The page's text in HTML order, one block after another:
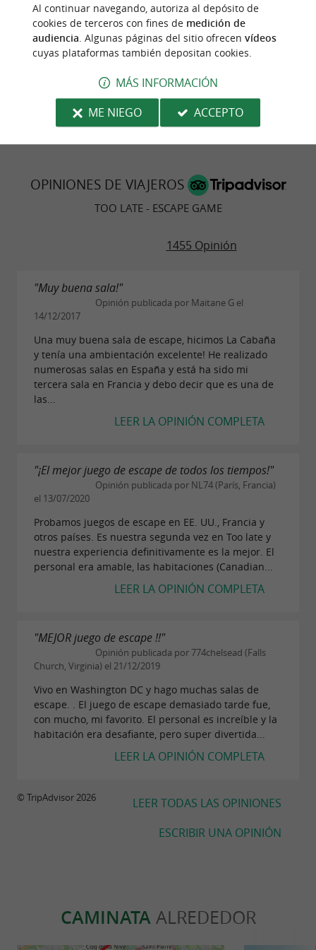
expérience si vous voulez vous amuser ! Merci pour
ces moments de déconnexion complète, c’était
génial !
LEER TODAS LAS OPINIONES
ESCRIBIR UNA OPINIÓN
OPINIONES DE VIAJEROS
TOO LATE - ESCAPE GAME
1455 Opinión
"Muy buena sala!"
Opinión publicada por Maitane G el
14/12/2017
Una muy buena sala de escape, hicimos La Cabaña
y tenía una ambientación excelente! He realizado
numerosas salas en España y está ha sido mi
tercera sala en Francia y debo decir que es una de
las...
LEER LA OPINIÓN COMPLETA
"¡El mejor juego de escape de todos los tiempos!"
Opinión publicada por NL74 (París, Francia)
el 13/07/2020
Probamos juegos de escape en EE. UU., Francia y
otros países. Es nuestra segunda vez en Too late y
nuestra experiencia definitivamente es la mejor. El
personal era amable, las habitaciones (Canadian...
LEER LA OPINIÓN COMPLETA
"MEJOR juego de escape !!"
Opinión publicada por 774chelsead (Falls
Church, Virginia) el 21/12/2019
Vivo en Washington DC y hago muchas salas de
escape. . El juego de escape demasiado tarde fue,
con mucho, mi favorito. El personal es increíble y la
habitación era desafiante, pero super divertida...
LEER LA OPINIÓN COMPLETA
LEER TODAS LAS OPINIONES
ESCRIBIR UNA OPINIÓN
© TripAdvisor 2026
CAMINATAALREDEDOR
Al continuar navegando, autoriza al depósito de
cookies de terceros con fines de medición de
audiencia. Algunas páginas del sitio ofrecen vídeos
cuyas plataformas también depositan cookies.
MÁS INFORMACIÓN
ME NIEGO
ACCEPTO